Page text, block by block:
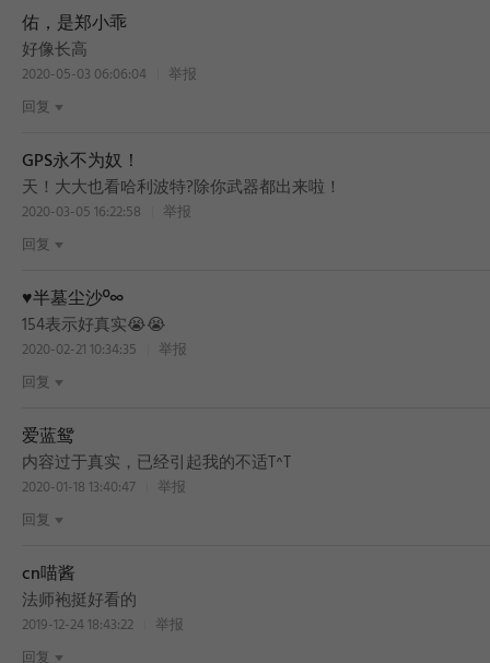
BEST
佑，是郑小乖
好像长高
2020-05-03 06:06:04
举报
回复
GPS永不为奴！
天！大大也看哈利波特?除你武器都出来啦！
2020-03-05 16:22:58
举报
回复
♥半墓尘沙º∞
154表示好真实😭😭
2020-02-21 10:34:35
举报
回复
爱蓝鸳
内容过于真实，已经引起我的不适T^T
2020-01-18 13:40:47
举报
回复
cn喵酱
法师袍挺好看的
2019-12-24 18:43:22
举报
回复